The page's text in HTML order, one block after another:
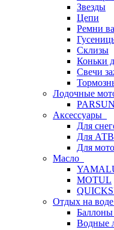
Звезды
Цепи
Ремни
Склизы
Коньки
Свечи
Лодочные
PARSUN
Аксессуары
Для
Для АТВ
Для
Масло
MOTUL
Отдых на воде
Водные